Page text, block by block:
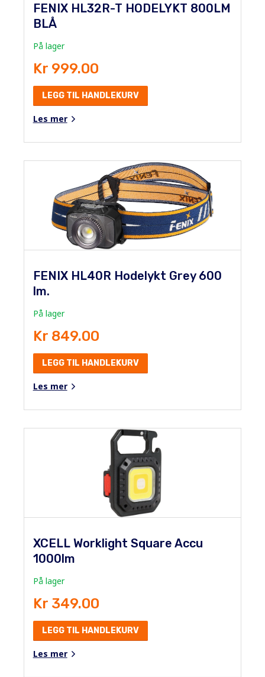
FENIX HL32R-T HODELYKT 800LM
BLÅ
På lager
Kr 999.00
LEGG TIL HANDLEKURV
Les mer
FENIX HL40R Hodelykt Grey 600
lm.
På lager
Kr 849.00
LEGG TIL HANDLEKURV
Les mer
XCELL Worklight Square Accu
1000lm
På lager
Kr 349.00
LEGG TIL HANDLEKURV
Les mer